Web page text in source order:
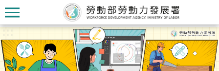
跳到主要內容區塊
:::
:::